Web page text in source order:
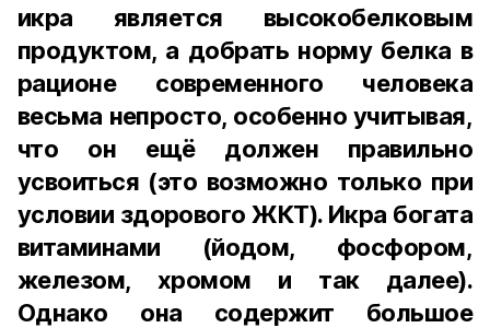
икра является высокобелковым
продуктом, а добрать норму белка в
рационе современного человека
весьма непросто, особенно учитывая,
что он ещё должен правильно
усвоиться (это возможно только при
условии здорового ЖКТ). Икра богата
витаминами (йодом, фосфором,
железом, хромом и так далее).
Однако она содержит большое